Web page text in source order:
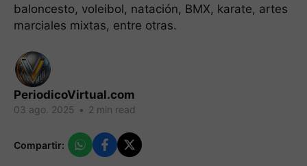
baloncesto, voleibol, natación, BMX, karate, artes
marciales mixtas, entre otras.
PeriodicoVirtual.com
03 ago. 2025 • 2 min read
Compartir: